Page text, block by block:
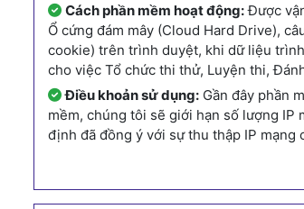
Cách phần mềm hoạt động:Được
Ổ cứng đám mây (Cloud Hard Drive),
cookie) trên trình duyệt, khi dữ liệu
cho việc Tổ chức thi thử, Luyện thi,
Điều khoản sử dụng: Gần đây phần
mềm, chúng tôi sẽ giới hạn số lượng IP
định đã đồng ý với sự thu thập IP mạng